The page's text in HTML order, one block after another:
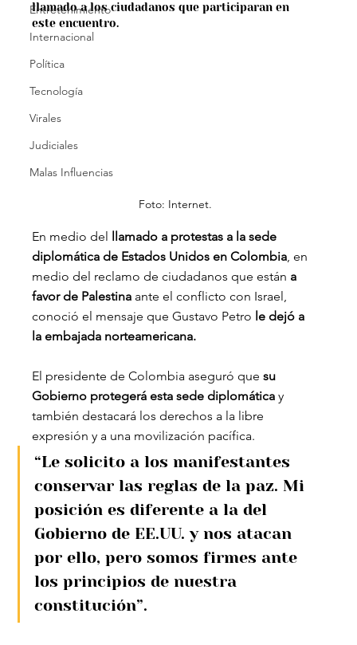
Entretenimiento
Internacional
Política
Tecnología
Virales
Judiciales
Malas Influencias
llamado a los ciudadanos que participaran en
este encuentro.
Foto: Internet.
En medio del llamado a protestas a la sede
diplomática de Estados Unidos en Colombia , en
medio del reclamo de ciudadanos que están a
favor de Palestina ante el conflicto con Israel,
conoció el mensaje que Gustavo Petro le dejó a
la embajada norteamericana.
El presidente de Colombia aseguró que su
Gobierno protegerá esta sede diplomática y
también destacará los derechos a la libre
expresión y a una movilización pacífica.
“Le solicito a los manifestantes
conservar las reglas de la paz. Mi
posición es diferente a la del
Gobierno de EE.UU. y nos atacan
por ello, pero somos firmes ante
los principios de nuestra
constitución”.